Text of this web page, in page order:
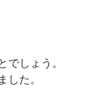
でしょう。
した。